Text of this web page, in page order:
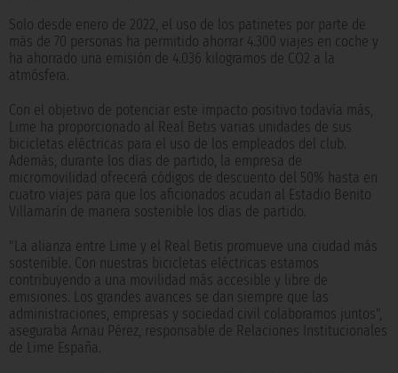
Solo desde enero de 2022, el uso de los patinetes por parte de
más de 70 personas ha permitido ahorrar 4.300 viajes en coche y
ha ahorrado una emisión de 4.036 kilogramos de CO2 a la
atmósfera.
Con el objetivo de potenciar este impacto positivo todavía más,
Lime ha proporcionado al Real Betis varias unidades de sus
bicicletas eléctricas para el uso de los empleados del club.
Además, durante los días de partido, la empresa de
micromovilidad ofrecerá códigos de descuento del 50% hasta en
cuatro viajes para que los aficionados acudan al Estadio Benito
Villamarín de manera sostenible los días de partido.
"La alianza entre Lime y el Real Betis promueve una ciudad más
sostenible. Con nuestras bicicletas eléctricas estamos
contribuyendo a una movilidad más accesible y libre de
emisiones. Los grandes avances se dan siempre que las
administraciones, empresas y sociedad civil colaboramos juntos",
aseguraba Arnau Pérez, responsable de Relaciones Institucionales
de Lime España.